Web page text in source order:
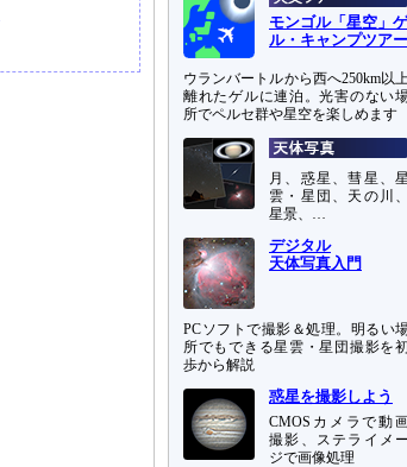
モンゴル「星空」ゲ
ル・キャンプツアー
ウランバートルから西へ250km以
離れたゲルに連泊。光害のない
所でペルセ群や星空を楽しめます
月、惑星、彗星、星
雲・星団、天の川、
星景、…
デジタル
天体写真入門
PCソフトで撮影＆処理。明るい
所でもできる星雲・星団撮影を初
歩から解説
惑星を撮影しよう
CMOSカメラで動
撮影、ステライメー
ジで画像処理